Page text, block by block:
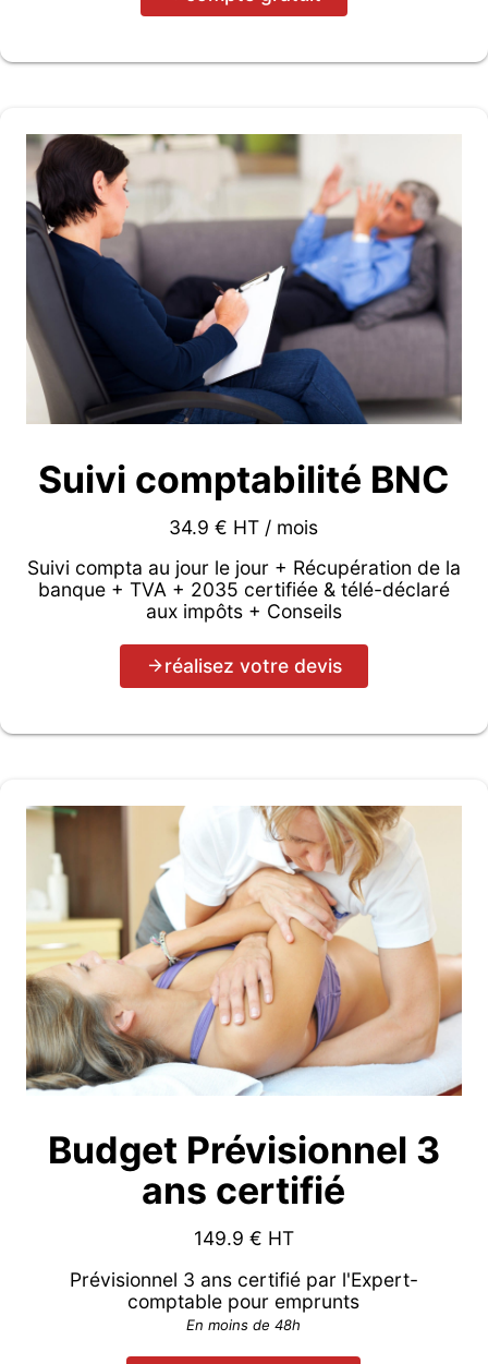
Suivi comptabilité BNC
34.9 € HT / mois
Suivi compta au jour le jour + Récupération de la
banque + TVA + 2035 certifiée & télé-déclaré
aux impôts + Conseils
réalisez votre devis
Budget Prévisionnel 3
ans certifié
149.9 € HT
Prévisionnel 3 ans certifié par l'Expert-
comptable pour emprunts
En moins de 48h